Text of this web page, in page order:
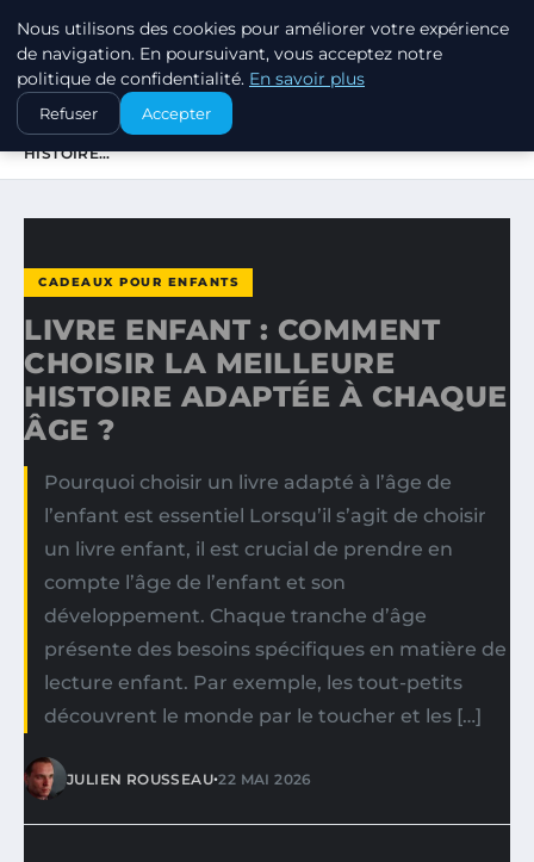
SWISSTALES
ACCUEIL
CADEAUX POUR ENFANTS
LIVRE ENFANT : COMMENT CHOISIR LA MEILLEURE
HISTOIRE…
CADEAUX POUR ENFANTS
LIVRE ENFANT : COMMENT
CHOISIR LA MEILLEURE
HISTOIRE ADAPTÉE À CHAQUE
ÂGE ?
Pourquoi choisir un livre adapté à l’âge de
l’enfant est essentiel Lorsqu’il s’agit de choisir
un livre enfant, il est crucial de prendre en
compte l’âge de l’enfant et son
développement. Chaque tranche d’âge
présente des besoins spécifiques en matière de
lecture enfant. Par exemple, les tout-petits
découvrent le monde par le toucher et les […]
JULIEN ROUSSEAU•22 MAI 2026
Nous utilisons des cookies pour améliorer votre expérience
de navigation. En poursuivant, vous acceptez notre
politique de confidentialité. En savoir plus
Refuser Accepter